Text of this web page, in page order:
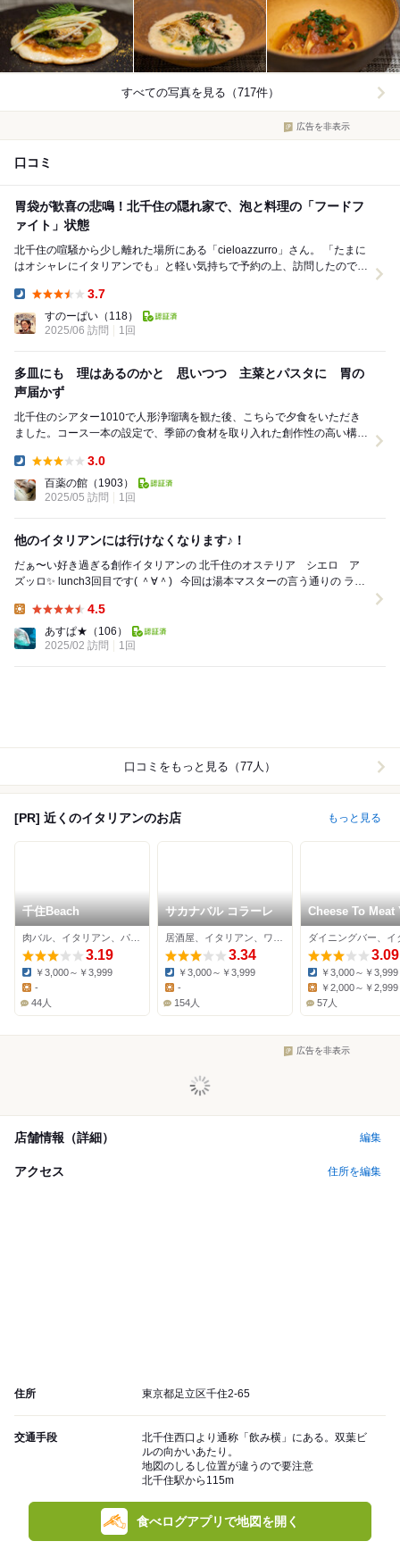
すべての写真を見る（717件）
広告を非表示
口コミ
胃袋が歓喜の悲鳴！北千住の隠れ家で、泡と料理の「フードフ
ァイト」状態
北千住の喧騒から少し離れた場所にある「cieloazzurro」さん。 「たまに
はオシャレにイタリアンでも」と軽い気持ちで予約の上、訪問したのです
3.7
すのーぱい （118）
2025/06 訪問
1回
多皿にも 理はあるのかと 思いつつ 主菜とパスタに 胃の
声届かず
北千住のシアター1010で人形浄瑠璃を観た後、こちらで夕食をいただき
ました。コース一本の設定で、季節の食材を取り入れた創作性の高い構成
3.0
百薬の館 （1903）
2025/05 訪問
1回
他のイタリアンには行けなくなります♪！
だぁ〜い好き過ぎる創作イタリアンの 北千住のオステリア シエロ ア
ズッロ✨ lunch3回目です( ＾∀＾) ⁡ ⁡ 今回は湯本マスターの言う通りの ラン
4.5
あすぱ★ （106）
2025/02 訪問
1回
口コミをもっと見る（77人）
[PR] 近くのイタリアンのお店 もっと見る
千住Beach
3.19
Dinner:
￥3,000～￥3,999
Lunch:
-
44人
サカナバル コラーレ
3.34
Dinner:
￥3,000～￥3,999
-
154人
Cheese To Meat
3.09
Dinner:
￥3,000～￥3,999
Lunch:
￥2,000～￥2,999
57人
広告を非表示
店舗情報（詳細） 編集
アクセス 住所を編集
住所 東京都足立区千住2-65
交通手段
北千住西口より通称「飲み横」にある。双葉ビ
ルの向かいあたり。
地図のしるし位置が違うので要注意
北千住駅から115m
食べログアプリで地図を開く